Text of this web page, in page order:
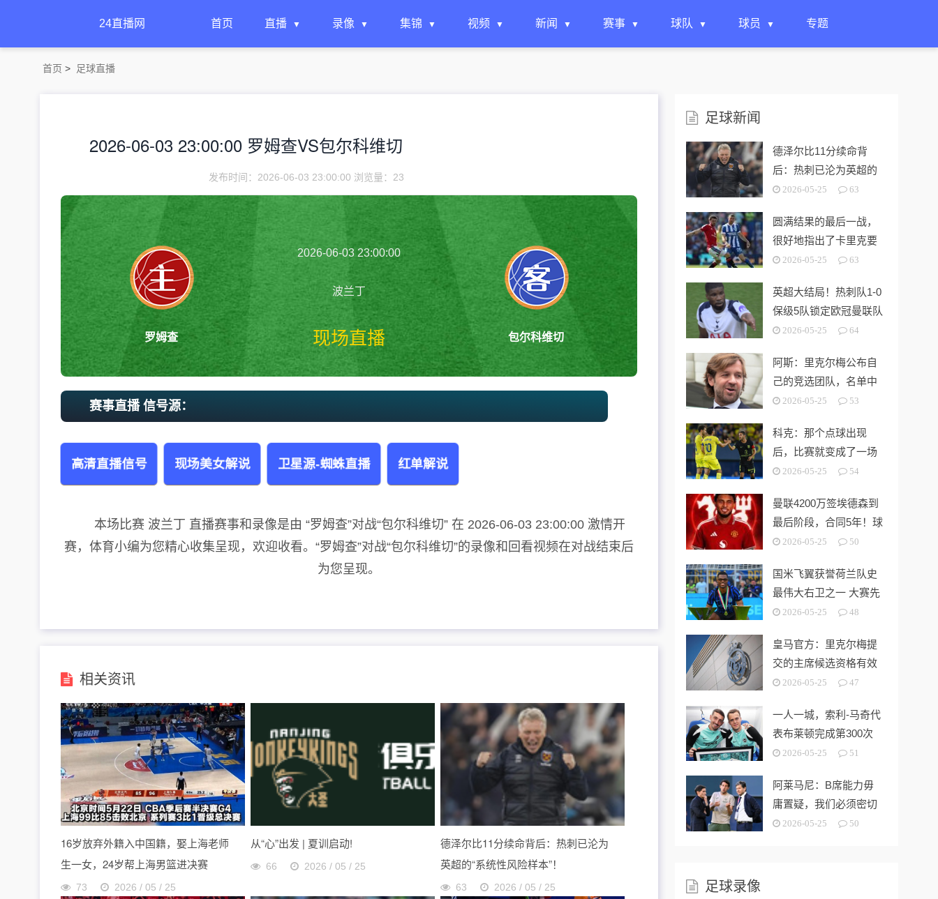
24直播网 首页 直播 录像 集锦 视频 新闻 赛事 球队 球员 专题
首页 > 足球直播
2026-06-03 23:00:00 罗姆查VS包尔科维切
发布时间：2026-06-03 23:00:00 浏览量： 23
罗姆查
2026-06-03 23:00:00
波兰丁
现场直播 包尔科维切
赛事直播 信号源：
高清直播信号 现场美女解说 卫星源-蜘蛛直播 红单解说
本场比赛 波兰丁 直播赛事和录像是由 “罗姆查”对战“包尔科维切” 在 2026-06-03 23:00:00 激情开
赛，体育小编为您精心收集呈现，欢迎收看。“罗姆查”对战“包尔科维切”的录像和回看视频在对战结束后
为您呈现。
相关资讯
16岁放弃外籍入中国籍，娶上海老师
生一女，24岁帮上海男篮进决赛
73 2026 / 05 / 25
从“心”出发 | 夏训启动!
66 2026 / 05 / 25
德泽尔比11分续命背后：热刺已沦为
英超的“系统性风险样本”！
63 2026 / 05 / 25
足球新闻
德泽尔比11分续命背
后：热刺已沦为英超的
“系统性风险样本”！
2026-05-25 63
圆满结果的最后一战，
很好地指出了卡里克要
解决的终极问题
2026-05-25 63
英超大结局！热刺队1-0
保级5队锁定欧冠曼联队
第3切尔西无缘欧战
2026-05-25 64
阿斯：里克尔梅公布自
己的竞选团队，名单中
包括多名企业家
2026-05-25 53
科克：那个点球出现
后，比赛就变成了一场
灾难
2026-05-25 54
曼联4200万签埃德森到
最后阶段，合同5年！球
员拒绝别队只等红魔
2026-05-25 50
国米飞翼获誉荷兰队史
最伟大右卫之一 大赛先
生能否比肩巴萨传奇
2026-05-25 48
皇马官方：里克尔梅提
交的主席候选资格有效
2026-05-25 47
一人一城，索利-马奇代
表布莱顿完成第300次
出场
2026-05-25 51
阿莱马尼：B席能力毋
庸置疑，我们必须密切
关注今夏市场动向
2026-05-25 50
足球录像